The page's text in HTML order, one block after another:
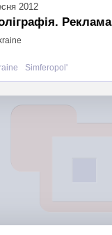
2012
Реклама
Simferopol'